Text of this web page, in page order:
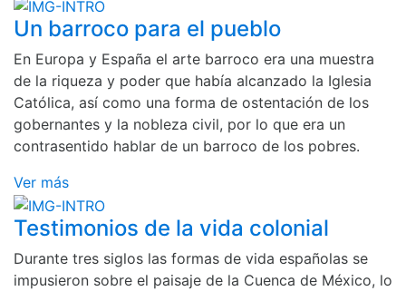
Un barroco para el pueblo
En Europa y España el arte barroco era una muestra
de la riqueza y poder que había alcanzado la Iglesia
Católica, así como una forma de ostentación de los
gobernantes y la nobleza civil, por lo que era un
contrasentido hablar de un barroco de los pobres.
Ver más
Testimonios de la vida colonial
Durante tres siglos las formas de vida españolas se
impusieron sobre el paisaje de la Cuenca de México, lo